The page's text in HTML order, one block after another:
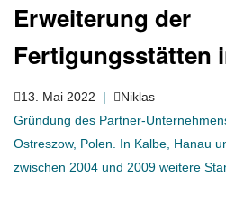
Erweiterung der
Fertigungsstätten
13. Mai 2022 |
Niklas
Gründung des Partner-
Ostreszow, Polen. In Kalbe, Hanau
zwischen 2004 und 2009 weitere